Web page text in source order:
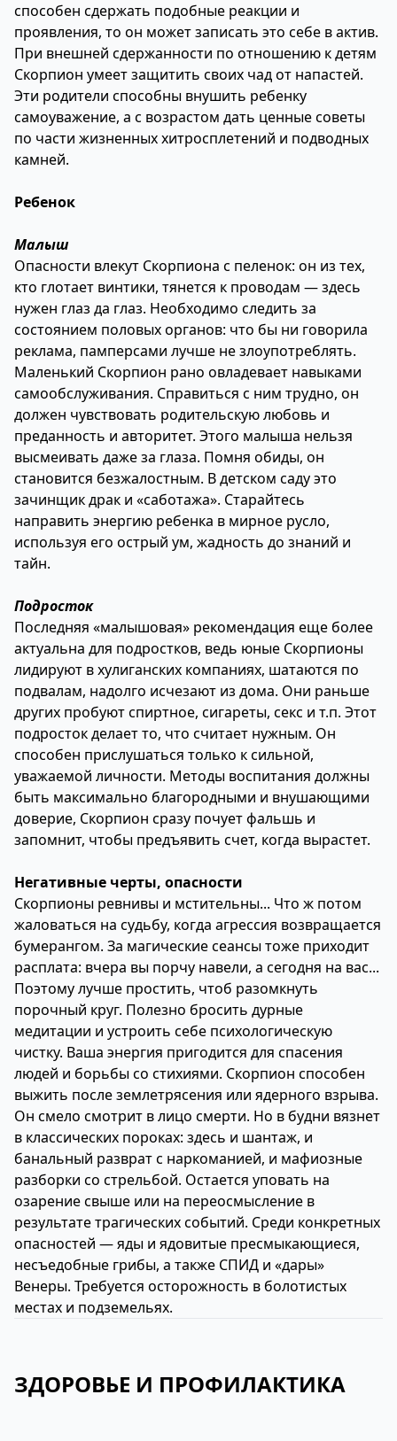
способен сдержать подобные реакции и
проявления, то он может записать это себе в актив.
При внешней сдержанности по отношению к детям
Скорпион умеет защитить своих чад от напастей.
Эти родители способны внушить ребенку
самоуважение, а с возрастом дать ценные советы
по части жизненных хитросплетений и подводных
камней.
Ребенок
Малыш
Опасности влекут Скорпиона с пеленок: он из тех,
кто глотает винтики, тянется к проводам — здесь
нужен глаз да глаз. Необходимо следить за
состоянием половых органов: что бы ни говорила
реклама, памперсами лучше не злоупотреблять.
Маленький Скорпион рано овладевает навыками
самообслуживания. Справиться с ним трудно, он
должен чувствовать родительскую любовь и
преданность и авторитет. Этого малыша нельзя
высмеивать даже за глаза. Помня обиды, он
становится безжалостным. В детском саду это
зачинщик драк и «саботажа». Старайтесь
направить энергию ребенка в мирное русло,
используя его острый ум, жадность до знаний и
тайн.
Подросток
Последняя «малышовая» рекомендация еще более
актуальна для подростков, ведь юные Скорпионы
лидируют в хулиганских компаниях, шатаются по
подвалам, надолго исчезают из дома. Они раньше
других пробуют спиртное, сигареты, секс и т.п. Этот
подросток делает то, что считает нужным. Он
способен прислушаться только к сильной,
уважаемой личности. Методы воспитания должны
быть максимально благородными и внушающими
доверие, Скорпион сразу почует фальшь и
запомнит, чтобы предъявить счет, когда вырастет.
Негативные черты, опасности
Скорпионы ревнивы и мстительны... Что ж потом
жаловаться на судьбу, когда агрессия возвращается
бумерангом. За магические сеансы тоже приходит
расплата: вчера вы порчу навели, а сегодня на вас...
Поэтому лучше простить, чтоб разомкнуть
порочный круг. Полезно бросить дурные
медитации и устроить себе психологическую
чистку. Ваша энергия пригодится для спасения
людей и борьбы со стихиями. Скорпион способен
выжить после землетрясения или ядерного взрыва.
Он смело смотрит в лицо смерти. Но в будни вязнет
в классических пороках: здесь и шантаж, и
банальный разврат с наркоманией, и мафиозные
разборки со стрельбой. Остается уповать на
озарение свыше или на переосмысление в
результате трагических событий. Среди конкретных
опасностей — яды и ядовитые пресмыкающиеся,
несъедобные грибы, а также СПИД и «дары»
Венеры. Требуется осторожность в болотистых
местах и подземельях.
ЗДОРОВЬЕ И ПРОФИЛАКТИКА